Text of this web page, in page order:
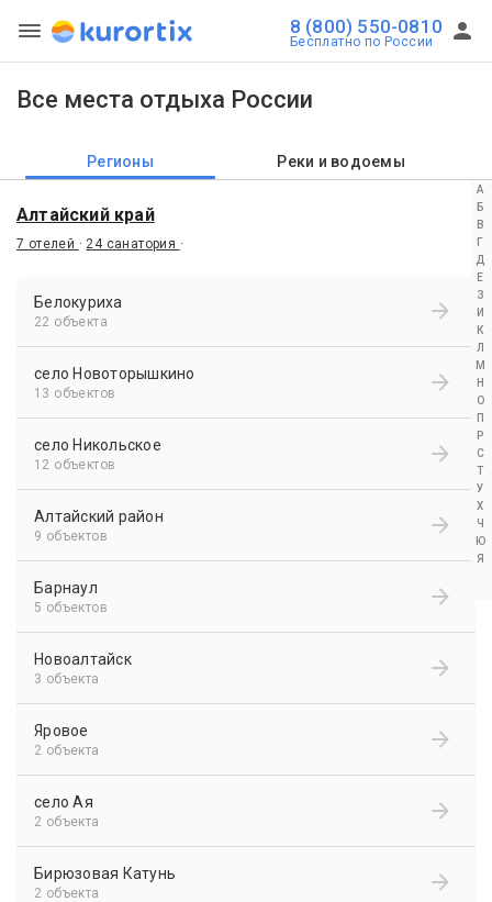
8 (800) 550-0810
Бесплатно по России
Все места отдыха России
Регионы Реки и водоемы
А
Б
В
Г
Д
Е
З
И
К
Л
М
Н
О
П
Р
С
Т
У
Х
Ч
Ю
Я
Алтайский край
7 отелей ·24 санатория ·
Белокуриха
22 объекта
село Новоторышкино
13 объектов
село Никольское
12 объектов
Алтайский район
9 объектов
Барнаул
5 объектов
Новоалтайск
3 объекта
Яровое
2 объекта
село Ая
2 объекта
Бирюзовая Катунь
2 объекта